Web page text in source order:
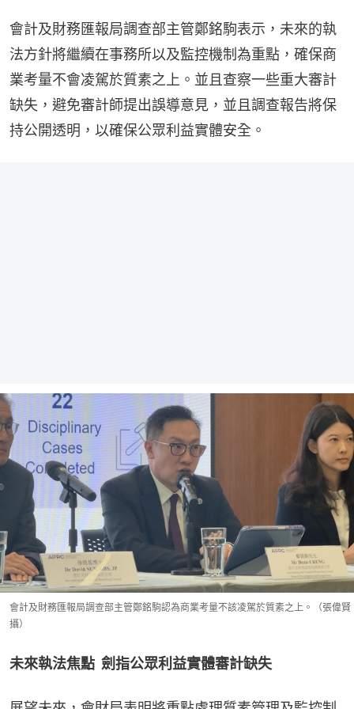
會計及財務匯報局調查部主管鄭銘駒表示，未來的執
法方針將繼續在事務所以及監控機制為重點，確保商
業考量不會凌駕於質素之上。並且查察一些重大審計
缺失，避免審計師提出誤導意見，並且調查報告將保
持公開透明，以確保公眾利益實體安全。
會計及財務匯報局調查部主管鄭銘駒認為商業考量不該凌駕於質素之上。（張偉賢
攝）
未來執法焦點  劍指公眾利益實體審計缺失